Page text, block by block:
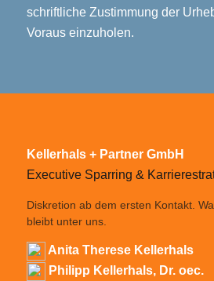
schriftliche Zustimmung der
Voraus einzuholen.
Kellerhals + Partner GmbH
Executive Sparring &
Diskretion ab dem ersten Kontakt.
bleibt unter uns.
Anita Therese Kellerhals
Philipp Kellerhals, Dr. oec.